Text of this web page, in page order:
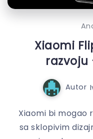
Xiaomi
Autor
Xiaomi bi mogao
sa sklopivim